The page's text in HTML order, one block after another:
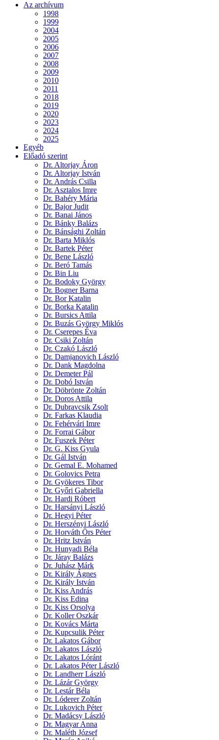
Az archívum
1998
1999
2004
2005
2006
2007
2008
2009
2010
2011
2018
2019
2020
2023
2024
2025
Egyéb
Előadó szerint
Dr. Altorjay Áron
Dr. Altorjay István
Dr. András Csilla
Dr. Asztalos Imre
Dr. Bahéry Mária
Dr. Bajor Judit
Dr. Banai János
Dr. Bánky Balázs
Dr. Bánsághi Zoltán
Dr. Barta Miklós
Dr. Bartek Péter
Dr. Bene László
Dr. Beró Tamás
Dr. Bin Liu
Dr. Bodoky György
Dr. Bogner Barna
Dr. Bor Katalin
Dr. Borka Katalin
Dr. Bursics Attila
Dr. Buzás György Miklós
Dr. Cserepes Éva
Dr. Csiki Zoltán
Dr. Czakó László
Dr. Damjanovich László
Dr. Dank Magdolna
Dr. Demeter Pál
Dr. Dobó István
Dr. Döbrönte Zoltán
Dr. Doros Attila
Dr. Dubravcsik Zsolt
Dr. Farkas Klaudia
Dr. Fehérvári Imre
Dr. Forrai Gábor
Dr. Fuszek Péter
Dr. G. Kiss Gyula
Dr. Gál István
Dr. Gemal E. Mohamed
Dr. Golovics Petra
Dr. Gyökeres Tibor
Dr. Győri Gabriella
Dr. Hardi Róbert
Dr. Harsányi László
Dr. Hegyi Péter
Dr. Herszényi László
Dr. Horváth Örs Péter
Dr. Hritz István
Dr. Hunyadi Béla
Dr. Járay Balázs
Dr. Juhász Márk
Dr. Király Ágnes
Dr. Király István
Dr. Kiss András
Dr. Kiss Edina
Dr. Kiss Orsolya
Dr. Koller Oszkár
Dr. Kovács Márta
Dr. Kupcsulik Péter
Dr. Lakatos Gábor
Dr. Lakatos László
Dr. Lakatos Lóránt
Dr. Lakatos Péter László
Dr. Landherr László
Dr. Lázár György
Dr. Lestár Béla
Dr. Lóderer Zoltán
Dr. Lukovich Péter
Dr. Madácsy László
Dr. Magyar Anna
Dr. Maléth József